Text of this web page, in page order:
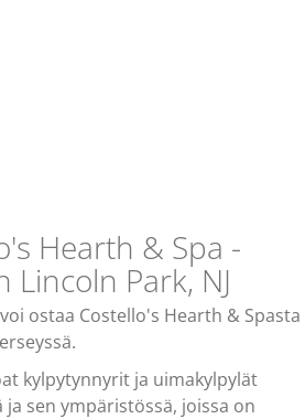
Hearth & Spa -
Lincoln Park, NJ
ostaa Costello's Hearth & Spasta
kylpytynnyrit ja uimakylpylät
ja sen ympäristössä, joissa on